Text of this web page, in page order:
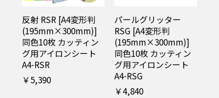
反射 RSR [A4変形判
(195mm×300mm)]
同色10枚 カッティン
グ用アイロンシート
A4-RSR
￥5,390
パールグリッター
RSG [A4変形判
(195mm×300mm)]
同色10枚 カッティン
グ用アイロンシート
A4-RSG
￥4,840